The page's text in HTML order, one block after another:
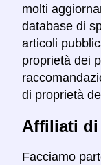
molti
database di
articoli
proprietà dei
di proprietà
Affiliati di
Facciamo